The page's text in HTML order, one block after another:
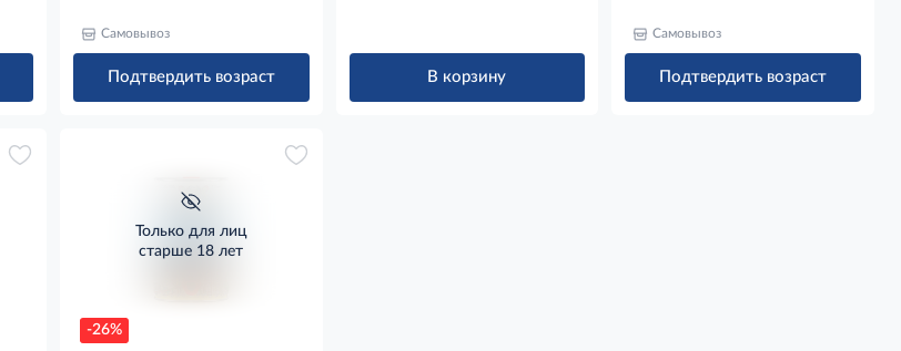
Самовывоз
Подтвердить возраст В корзину
Самовывоз
Подтвердить возраст
-26%
Только для лиц
старше 18 лет